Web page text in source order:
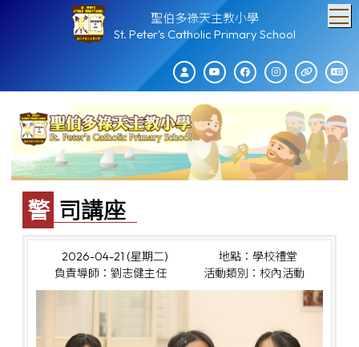
聖伯多祿天主教小學
St. Peter's Catholic Primary School
警司講座
2026-04-21 (星期二)
地點：學校禮堂
負責導師：劉志健主任
活動類別：校內活動